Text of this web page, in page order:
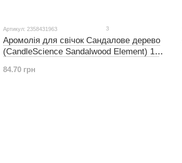
Артикул: 2358431963 3
Аромолія для свічок Сандалове дерево
(CandleScience Sandalwood Element) 10
84.70 грн